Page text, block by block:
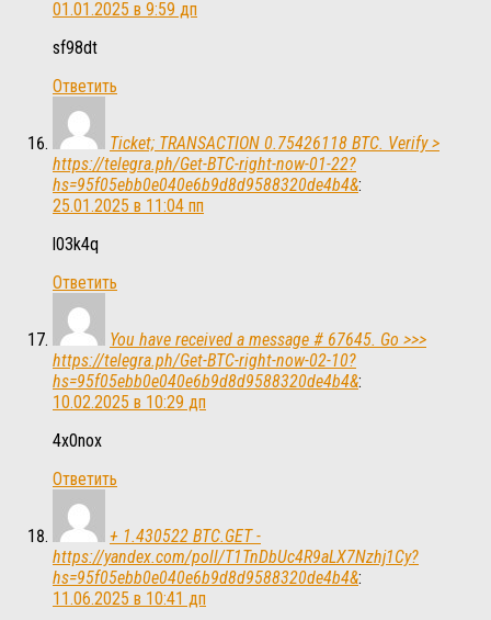
01.01.2025 в 9:59 дп
sf98dt
Ответить
Ticket; TRANSACTION 0.75426118 BTC. Verify >
https://telegra.ph/Get-BTC-right-now-01-22?
hs=95f05ebb0e040e6b9d8d9588320de4b4&:
25.01.2025 в 11:04 пп
l03k4q
Ответить
You have received a message # 67645. Go >>>
https://telegra.ph/Get-BTC-right-now-02-10?
hs=95f05ebb0e040e6b9d8d9588320de4b4&:
10.02.2025 в 10:29 дп
4x0nox
Ответить
+ 1.430522 BTC.GET -
https://yandex.com/poll/T1TnDbUc4R9aLX7Nzhj1Cy?
hs=95f05ebb0e040e6b9d8d9588320de4b4&:
11.06.2025 в 10:41 дп